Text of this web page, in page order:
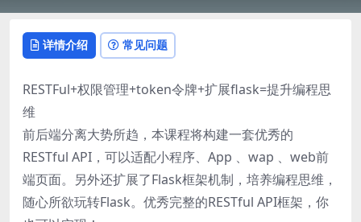
详情介绍 常见问题
RESTFul+权限管理+token令牌+扩展flask=提升编程思
维
前后端分离大势所趋，本课程将构建一套优秀的
RESTful API，可以适配小程序、App 、wap 、web前
端页面。另外还扩展了Flask框架机制，培养编程思维，
随心所欲玩转Flask。优秀完整的RESTful API框架，你